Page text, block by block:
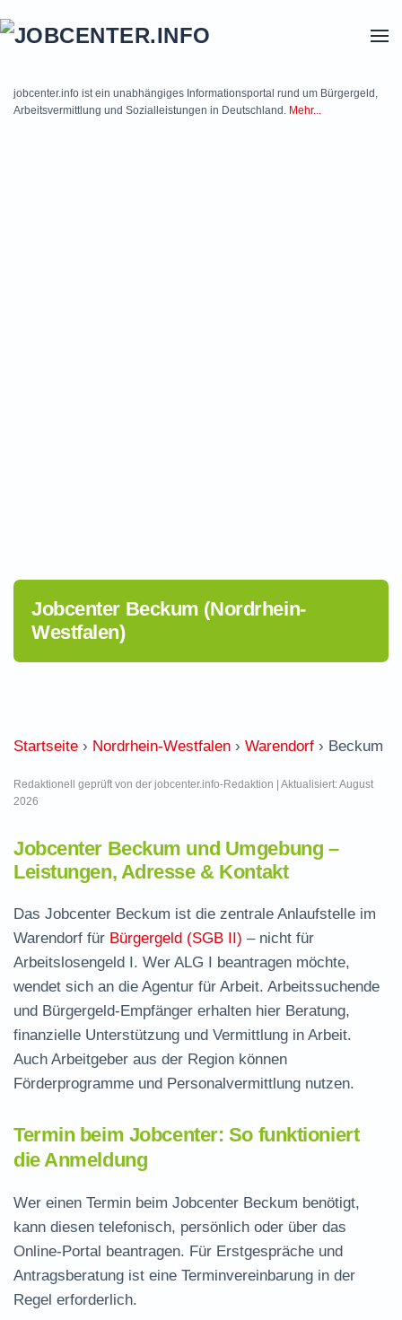
jobcenter.info ist ein unabhängiges Informationsportal rund um Bürgergeld,
Arbeitsvermittlung und Sozialleistungen in Deutschland. Mehr...
Jobcenter Beckum (Nordrhein-
Westfalen)
Startseite › Nordrhein-Westfalen › Warendorf › Beckum
Redaktionell geprüft von der jobcenter.info-Redaktion | Aktualisiert: August
2026
Jobcenter Beckum und Umgebung –
Leistungen, Adresse & Kontakt
Das Jobcenter Beckum ist die zentrale Anlaufstelle im
Warendorf für Bürgergeld (SGB II) – nicht für
Arbeitslosengeld I. Wer ALG I beantragen möchte,
wendet sich an die Agentur für Arbeit. Arbeitssuchende
und Bürgergeld-Empfänger erhalten hier Beratung,
finanzielle Unterstützung und Vermittlung in Arbeit.
Auch Arbeitgeber aus der Region können
Förderprogramme und Personalvermittlung nutzen.
Termin beim Jobcenter: So funktioniert
die Anmeldung
Wer einen Termin beim Jobcenter Beckum benötigt,
kann diesen telefonisch, persönlich oder über das
Online-Portal beantragen. Für Erstgespräche und
Antragsberatung ist eine Terminvereinbarung in der
Regel erforderlich.